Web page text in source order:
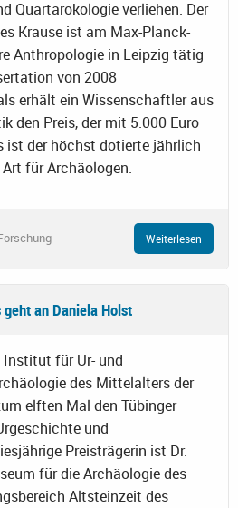
Quartärökologie verliehen. Der
Krause ist am Max-Planck-
Anthropologie in Leipzig tätig
von 2008
erhält ein Wissenschaftler aus
den Preis, der mit 5.000 Euro
ist der höchst dotierte jährlich
für Archäologen.
Weiterlesen
an Daniela Holst
für Ur- und
des Mittelalters der
elften Mal den Tübinger
und
Preisträgerin ist Dr.
für die Archäologie des
Altsteinzeit des